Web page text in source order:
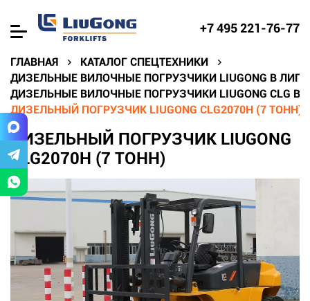
+7 495 221-76-77
ГЛАВНАЯ
КАТАЛОГ СПЕЦТЕХНИКИ
ДИЗЕЛЬНЫЕ ВИЛОЧНЫЕ ПОГРУЗЧИКИ LIUGONG В
ДИЗЕЛЬНЫЕ ВИЛОЧНЫЕ ПОГРУЗЧИКИ LIUGONG CLG В
ДИЗЕЛЬНЫЙ ПОГРУЗЧИК LIUGONG CLG2070H (7 ТОНН)
ДИЗЕЛЬНЫЙ ПОГРУЗЧИК LIUGONG
CLG2070H (7 ТОНН)